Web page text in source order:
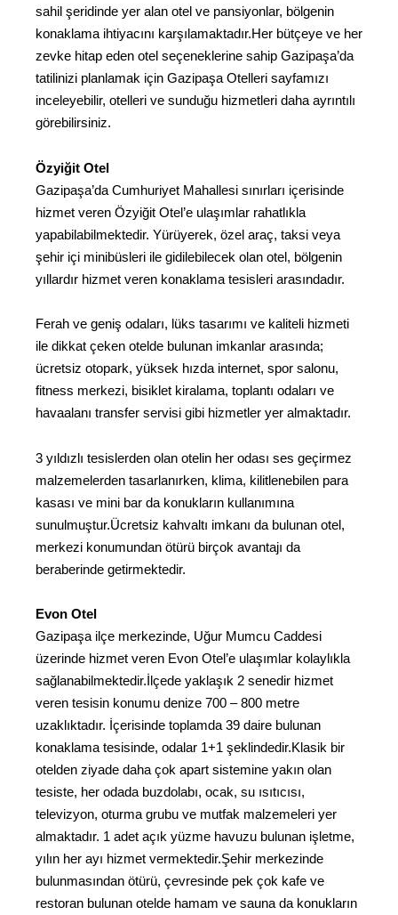
sahil şeridinde yer alan otel ve pansiyonlar, bölgenin
konaklama ihtiyacını karşılamaktadır.Her bütçeye ve her
zevke hitap eden otel seçeneklerine sahip Gazipaşa’da
tatilinizi planlamak için Gazipaşa Otelleri sayfamızı
inceleyebilir, otelleri ve sunduğu hizmetleri daha ayrıntılı
görebilirsiniz.
Özyiğit Otel
Gazipaşa’da Cumhuriyet Mahallesi sınırları içerisinde
hizmet veren Özyiğit Otel’e ulaşımlar rahatlıkla
yapabilabilmektedir. Yürüyerek, özel araç, taksi veya
şehir içi minibüsleri ile gidilebilecek olan otel, bölgenin
yıllardır hizmet veren konaklama tesisleri arasındadır.
Ferah ve geniş odaları, lüks tasarımı ve kaliteli hizmeti
ile dikkat çeken otelde bulunan imkanlar arasında;
ücretsiz otopark, yüksek hızda internet, spor salonu,
fitness merkezi, bisiklet kiralama, toplantı odaları ve
havaalanı transfer servisi gibi hizmetler yer almaktadır.
3 yıldızlı tesislerden olan otelin her odası ses geçirmez
malzemelerden tasarlanırken, klima, kilitlenebilen para
kasası ve mini bar da konukların kullanımına
sunulmuştur.Ücretsiz kahvaltı imkanı da bulunan otel,
merkezi konumundan ötürü birçok avantajı da
beraberinde getirmektedir.
Evon Otel
Gazipaşa ilçe merkezinde, Uğur Mumcu Caddesi
üzerinde hizmet veren Evon Otel’e ulaşımlar kolaylıkla
sağlanabilmektedir.İlçede yaklaşık 2 senedir hizmet
veren tesisin konumu denize 700 – 800 metre
uzaklıktadır. İçerisinde toplamda 39 daire bulunan
konaklama tesisinde, odalar 1+1 şeklindedir.Klasik bir
otelden ziyade daha çok apart sistemine yakın olan
tesiste, her odada buzdolabı, ocak, su ısıtıcısı,
televizyon, oturma grubu ve mutfak malzemeleri yer
almaktadır. 1 adet açık yüzme havuzu bulunan işletme,
yılın her ayı hizmet vermektedir.Şehir merkezinde
bulunmasından ötürü, çevresinde pek çok kafe ve
restoran bulunan otelde hamam ve sauna da konukların